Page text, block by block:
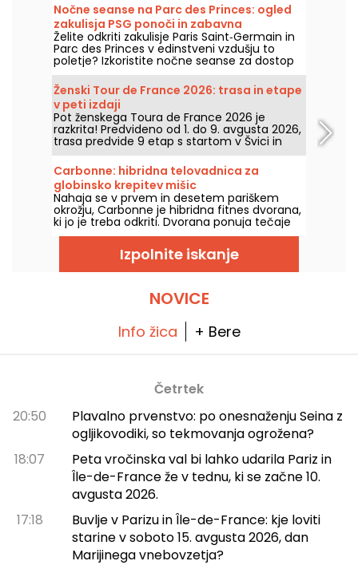
Nočne seanse na Parc des Princes: ogled
zakulisja PSG ponoči in zabavna
guinguette z DJ-seti
Želite odkriti zakulisje Paris Saint‑Germain in
Parc des Princes v edinstveni vzdušju to
poletje? Izkoristite nočne seanse za dostop
do stadiona ponoči ter uživajte v številnih
prazničnih animacijah. Tukaj je program za
poletje 2026!
Ženski Tour de France 2026: trasa in etape
v peti izdaji
Pot ženskega Toura de France 2026 je
razkrita! Predvideno od 1. do 9. avgusta 2026,
trasa predvide 9 etap s startom v Švici in
ciljem v Nicei. Oglejte si, kaj nas čaka letos.
Carbonne: hibridna telovadnica za
globinsko krepitev mišic
Nahaja se v prvem in desetem pariškem
okrožju, Carbonne je hibridna fitnes dvorana,
ki jo je treba odkriti. Dvorana ponuja tečaje
Metode Carbonne za treninge globoke in
ciljno usmerjene krepiteve mišic.
Izpolnite iskanje
NOVICE
Info žica + Bere
Četrtek
20:50
Plavalno prvenstvo: po onesnaženju Seina z
ogljikovodiki, so tekmovanja ogrožena?
18:07
Peta vročinska val bi lahko udarila Pariz in
Île-de-France že v tednu, ki se začne 10.
avgusta 2026.
17:18
Buvlje v Parizu in Île-de-France: kje loviti
starine v soboto 15. avgusta 2026, dan
Marijinega vnebovzetja?